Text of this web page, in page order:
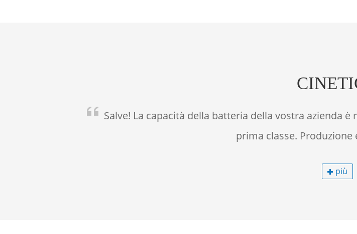
Salve! La capacità della batteria della vostra azienda
prima classe. Produzione
più